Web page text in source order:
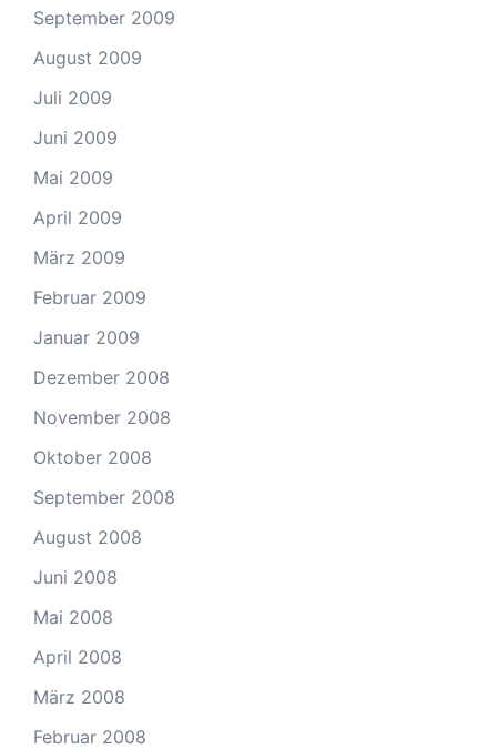
September 2009
August 2009
Juli 2009
Juni 2009
Mai 2009
April 2009
März 2009
Februar 2009
Januar 2009
Dezember 2008
November 2008
Oktober 2008
September 2008
August 2008
Juni 2008
Mai 2008
April 2008
März 2008
Februar 2008